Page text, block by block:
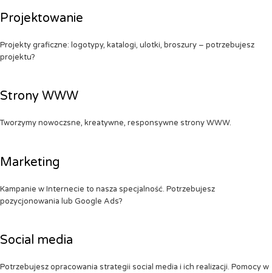
Projektowanie
Projekty graficzne: logotypy, katalogi, ulotki, broszury – potrzebujesz
projektu?
Strony WWW
Tworzymy nowoczsne, kreatywne, responsywne strony WWW.
Marketing
Kampanie w Internecie to nasza specjalność. Potrzebujesz
pozycjonowania lub Google Ads?
Social media
Potrzebujesz opracowania strategii social media i ich realizacji. Pomocy w